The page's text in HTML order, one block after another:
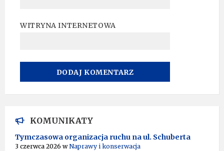
WITRYNA INTERNETOWA
T
E
R
N
KOMUNIKATY
Tymczasowa organizacja ruchu na ul. Schuberta
3 czerwca 2026 wNaprawy i konserwacja